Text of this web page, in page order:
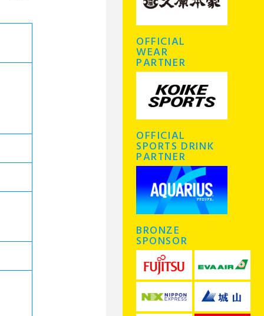
OFFICIAL
WEAR
PARTNER
OFFICIAL
SPORTS DRINK
PARTNER
BRONZE
SPONSOR